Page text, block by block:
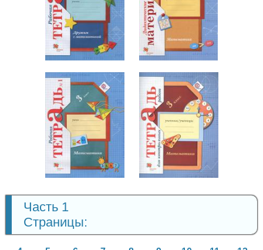
Математика
3 класс
Математика
3 класс
Математика
3 класс
Математика
3 класс
Часть 1
Страницы: